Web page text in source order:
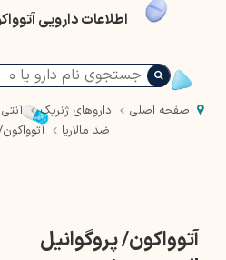
اطلاعات دارویی
صفحه اصلی داروهای ژنریک
ضد مالاریا
آتوواکون/ پروگوانیل